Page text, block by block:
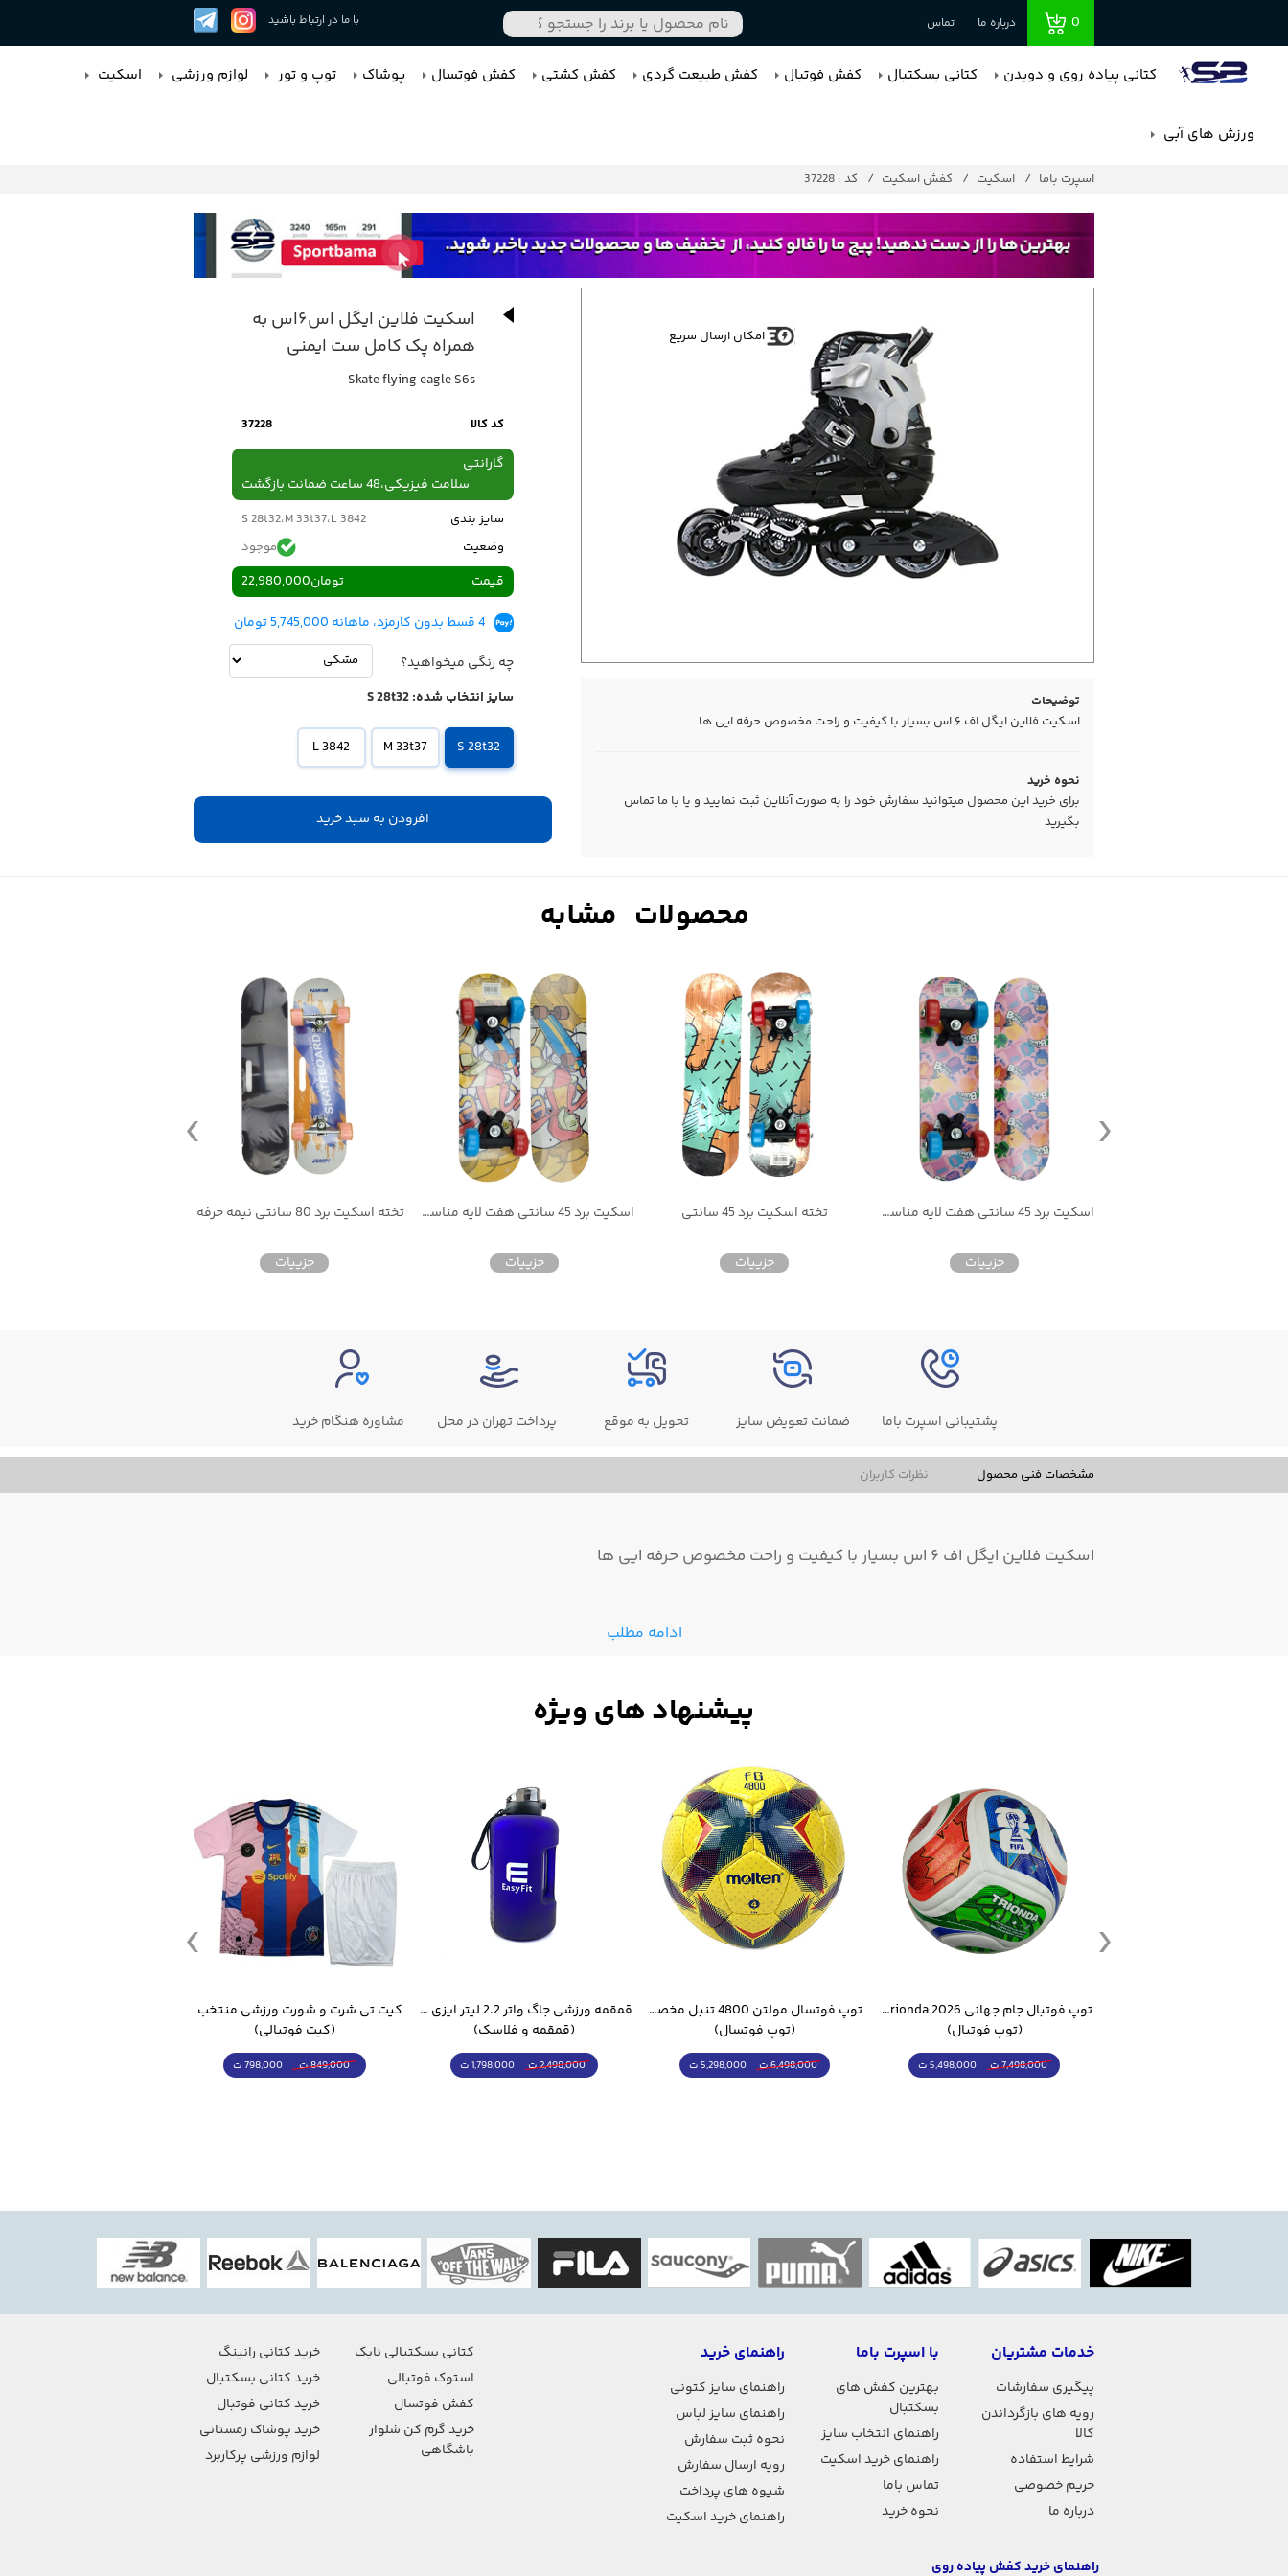
0 درباره ما تماس با ما در ارتباط باشید
کتانی پیاده روی و دویدن کتانی بسکتبال کفش فوتبال کفش طبیعت گردی کفش کشتی کفش فوتسال پوشاک توپ و تور لوازم ورزشی اسکیت
ورزش های آبی
اسپرت باما اسکیت کفش اسکیت کد : 37228
امکان ارسال سریع
توضیحات
اسکیت فلاین ایگل اف ۶ اس بسیار با کیفیت و راحت مخصوص حرفه ایی ها
نحوه خرید
برای خرید این محصول میتوانید سفارش خود را به صورت آنلاین ثبت نمایید و یا با ما تماس
بگیرید
اسکیت فلاین ایگل اس۶اس به
همراه پک کامل ست ایمنی
Skate flying eagle S6s
کد کالا 37228
گارانتی
سلامت فیزیکی،48 ساعت ضمانت بازگشت
سایز بندی
S 28t32،M 33t37،L 3842
وضعیت
موجود
قیمت 22,980,000تومان
4 قسط بدون کارمزد، ماهانه 5,745,000 تومان
چه رنگی میخواهید؟
سایز انتخاب شده:S 28t32
S 28t32
M 33t37
L 3842
تخته اسکیت برد 45 سانتی
جزییات جزییات جزییات جزییات
پشتیبانی اسپرت باما ضمانت تعویض سایز تحویل به موقع پرداخت تهران در محل مشاوره هنگام خرید
مشخصات فنی محصول نظرات کاربران
اسکیت فلاین ایگل اف ۶ اس بسیار با کیفیت و راحت مخصوص حرفه ایی ها
ادامه مطلب
توپ فوتسال مولتن 4800 تنبل مخصوص سالن
(توپ فوتسال)
6,498,000 ت 5,298,000 ت
قمقمه ورزشی جاگ واتر 2.2 لیتر ایزی فیت
(قمقمه و فلاسک)
2,498,000 ت 1,798,000 ت
کیت تی شرت و شورت ورزشی منتخب مسی
(کیت فوتبالی)
849,000 ت 798,000 ت
ست گرمکن شلوار ورزشی سالامون مشکی
(کرمکن شلوار)
5,498,000 ت 4,998,000 ت
خدمات مشتریان
پیگیری سفارشات
رویه های بازگرداندن
کالا
شرایط استفاده
حریم خصوصی
درباره ما
با اسپرت باما
بهترین کفش های
بسکتبال
راهنمای انتخاب سایز
راهنمای خرید اسکیت
تماس باما
نحوه خرید
راهنمای خرید
راهنمای سایز کتونی
راهنمای سایز لباس
نحوه ثبت سفارش
رویه ارسال سفارش
شیوه های پرداخت
راهنمای خرید اسکیت
کتانی بسکتبالی نایک
استوک فوتبالی
کفش فوتسال
خرید گرم کن شلوار
باشگاهی
خرید کتانی رانینگ
خرید کتانی بسکتبال
خرید کتانی فوتبال
خرید پوشاک زمستانی
لوازم ورزشی پرکاربرد
راهنمای خرید کفش پیاده روی